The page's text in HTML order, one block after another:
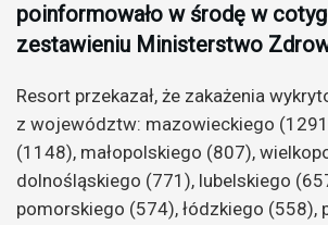
poinformowało w środę w
zestawieniu Ministerstwo
Resort przekazał, że zakażenia
z województw: mazowieckiego
(1148), małopolskiego (807),
dolnośląskiego (771), lubelskiego
pomorskiego (574), łódzkiego (558),